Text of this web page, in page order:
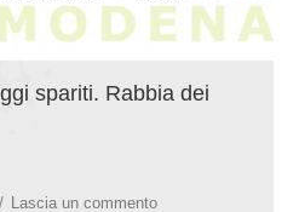
spariti. Rabbia dei
Lascia un commento